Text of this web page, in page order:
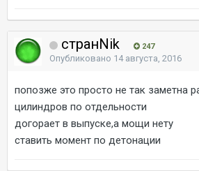
странNik 247
Опубликовано 14 августа, 2016
попозже это просто не так заметна
цилиндров по отдельности
догорает в выпуске,а мощи нету
ставить момент по детонации